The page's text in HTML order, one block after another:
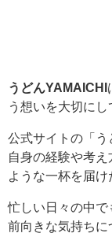
うどんYAMAICHI
う想いを大切にし
公式サイトの「う
自身の経験や考
ような一杯を届
忙しい日々の中で
前向きな気持ちに